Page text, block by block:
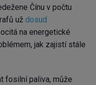
Čínu v počtu
už dosud
na energetické
jak zajistí stále
fosilní paliva, může